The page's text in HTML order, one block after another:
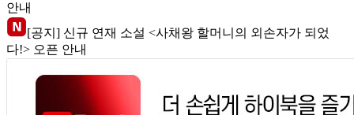
안내
[공지] 신규 연재 소설 <사채왕 할머니의 외손자가 되었
다!> 오픈 안내